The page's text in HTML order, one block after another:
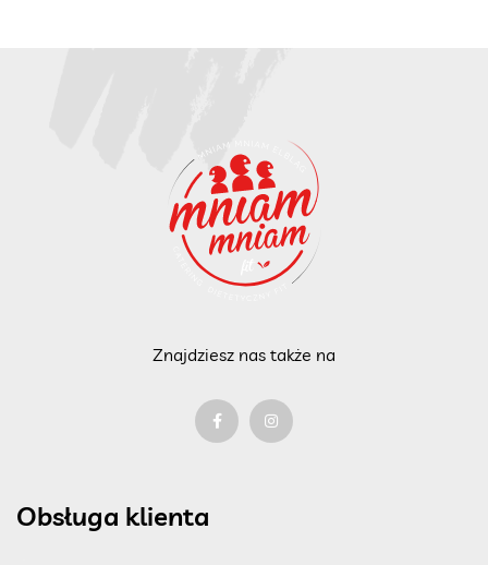
Znajdziesz nas także na
Obsługa klienta